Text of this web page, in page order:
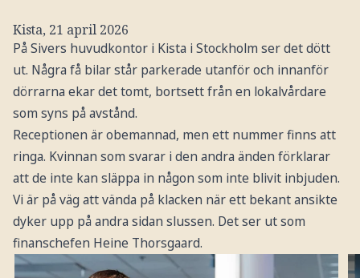
Kista, 21 april 2026
På Sivers huvudkontor i Kista i Stockholm ser det dött
ut. Några få bilar står parkerade utanför och innanför
dörrarna ekar det tomt, bortsett från en lokalvårdare
som syns på avstånd.
Receptionen är obemannad, men ett nummer finns att
ringa. Kvinnan som svarar i den andra änden förklarar
att de inte kan släppa in någon som inte blivit inbjuden.
Vi är på väg att vända på klacken när ett bekant ansikte
dyker upp på andra sidan slussen. Det ser ut som
finanschefen Heine Thorsgaard.